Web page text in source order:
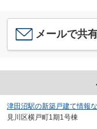
メールで共
津田沼駅の新築戸建て情報
見川区横戸町1期1号棟